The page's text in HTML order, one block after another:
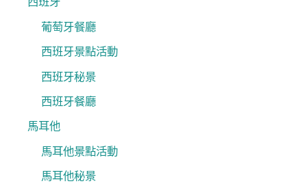
葡萄牙餐廳
西班牙景點活動
西班牙秘景
西班牙餐廳
馬耳他
馬耳他景點活動
馬耳他秘景